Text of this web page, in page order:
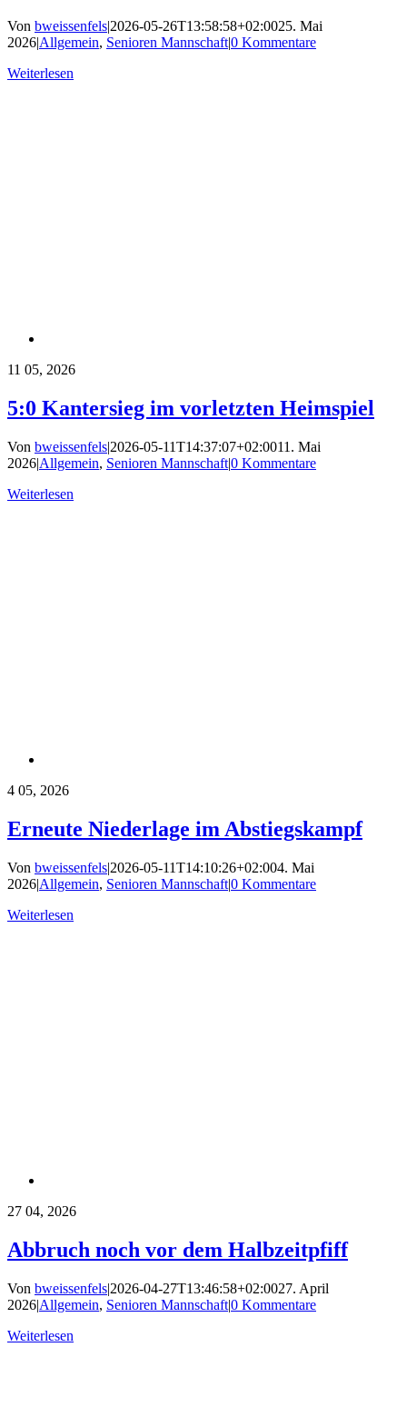
Von bweissenfels|2026-05-26T13:58:58+02:0025. Mai
2026|Allgemein, Senioren Mannschaft|0 Kommentare
Weiterlesen
11 05, 2026
5:0 Kantersieg im vorletzten Heimspiel
Von bweissenfels|2026-05-11T14:37:07+02:0011. Mai
2026|Allgemein, Senioren Mannschaft|0 Kommentare
Weiterlesen
4 05, 2026
Erneute Niederlage im Abstiegskampf
Von bweissenfels|2026-05-11T14:10:26+02:004. Mai
2026|Allgemein, Senioren Mannschaft|0 Kommentare
Weiterlesen
27 04, 2026
Abbruch noch vor dem Halbzeitpfiff
Von bweissenfels|2026-04-27T13:46:58+02:0027. April
2026|Allgemein, Senioren Mannschaft|0 Kommentare
Weiterlesen